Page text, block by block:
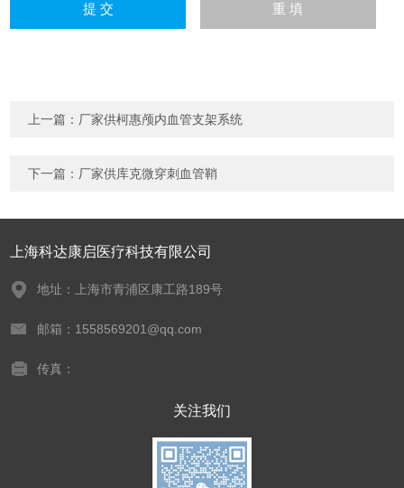
上一篇： 厂家供柯惠颅内血管支架系统
下一篇： 厂家供库克微穿刺血管鞘
上海科达康启医疗科技有限公司
地址：上海市青浦区康工路189号
邮箱：1558569201@qq.com
传真：
关注我们